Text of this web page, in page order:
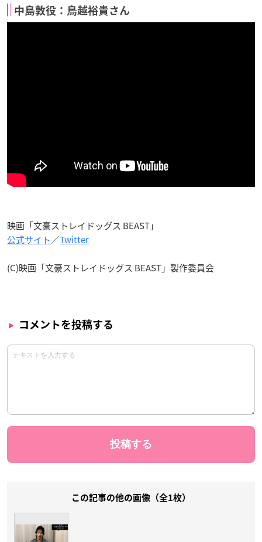
中島敦役：鳥越裕貴さん
映画「文豪ストレイドッグス BEAST」
公式サイト／Twitter
(C)映画「文豪ストレイドッグス BEAST」製作委員会
コメントを投稿する
この記事の他の画像（全1枚）